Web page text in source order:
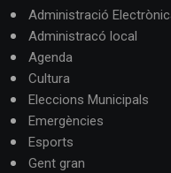
Administració
Administracó local
Agenda
Cultura
Eleccions Municipals
Emergències
Esports
Gent gran